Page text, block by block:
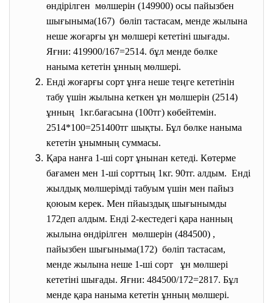
өндірілген мөлшерін (149900) осы пайызбен
шығыныма(167) бөліп тастасам, менде жылына
неше жоғарғы ұн мөлшері кететіні шығады.
Яғни: 419900/167=2514. бұл менде бөлке
наныма кететін ұнның мөлшері.
Енді жоғарғы сорт ұнға неше теңге кететінін
табу үшін жылына кеткен ұн мөлшерін (2514)
ұнның 1кг.бағасына (100тг) көбейтемін.
2514*100=251400тг шықты. Бұл бөлке наныма
кететін ұнымның суммасы.
Қара нанға 1-ші сорт ұнынан кетеді. Көтерме
бағамен мен 1-ші сорттың 1кг. 90тг. алдым. Енді
жылдық мөлшерімді табуым үшін мен пайыз
қоюым керек. Мен пйаыздық шығынымды
172деп алдым. Енді 2-кестедегі қара нанның
жылына өндірілген мөлшерін (484500) ,
пайызбен шығыныма(172) бөліп тастасам,
менде жылына неше 1-ші сорт ұн мөлшері
кететіні шығады. Яғни: 484500/172=2817. Бұл
менде қара наныма кететін ұнның мөлшері.